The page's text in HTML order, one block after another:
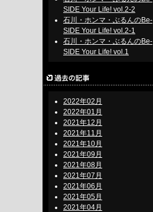
SIDE Your Life! vol.2-2
石川・ホンマ・ぶるんのBe-
SIDE Your Life! vol.2-1
石川・ホンマ・ぶるんのBe-
SIDE Your Life! vol.1
2022年02月
2022年01月
2021年12月
2021年11月
2021年10月
2021年09月
2021年08月
2021年07月
2021年06月
2021年05月
2021年04月